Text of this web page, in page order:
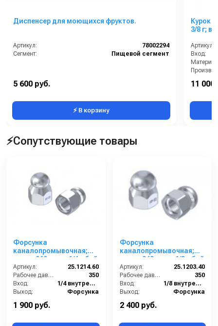
Диспенсер для моющихся фруктов.
Артикул:
78002294
Сегмент:
Пищевой сегмент
5 600 руб.
⚡ В корзину
Курок
3/8
Артикул:
Вход:
Вес, кг:
11 000
⚡Сопутствующие товары
Форсунка
каналопромывочная;
сопло 060; вход 1/4г; бой
3Rx1F
Артикул:
25.1214.60
Рабочее давление (бар):
350
Вход:
1/4 внутренняя резьба
Выход:
Форсунка
1 900 руб.
Форсунка
каналопромывочная;
сопло 040; вход 1/8г; бой
3R
Артикул:
25.1203.40
Рабочее давление (бар):
350
Вход:
1/8 внутренняя резьба
Выход:
Форсунка
2 400 руб.